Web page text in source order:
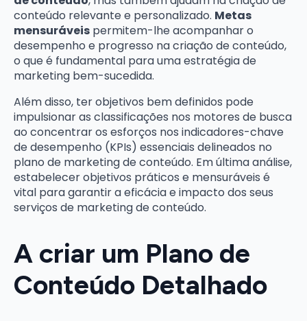
conteúdo relevante e personalizado. Metas
mensuráveis permitem-lhe acompanhar o
desempenho e progresso na criação de conteúdo,
o que é fundamental para uma estratégia de
marketing bem-sucedida.
Além disso, ter objetivos bem definidos pode
impulsionar as classificações nos motores de busca
ao concentrar os esforços nos indicadores-chave
de desempenho (KPIs) essenciais delineados no
plano de marketing de conteúdo. Em última análise,
estabelecer objetivos práticos e mensuráveis é
vital para garantir a eficácia e impacto dos seus
serviços de marketing de conteúdo.
A criar um Plano de
Conteúdo Detalhado